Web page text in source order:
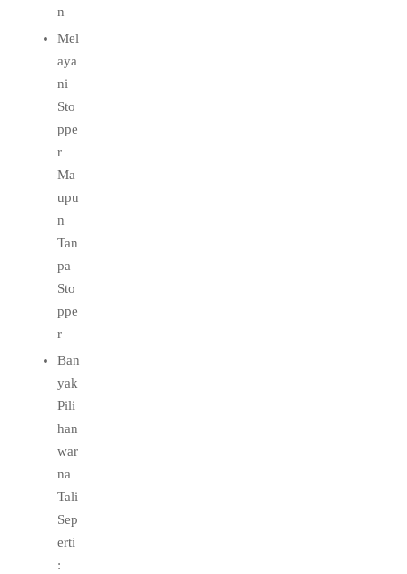
n
Mel
aya
ni
Sto
ppe
r
Ma
upu
n
Tan
pa
Sto
ppe
r
Ban
yak
Pili
han
war
na
Tali
Sep
erti
: